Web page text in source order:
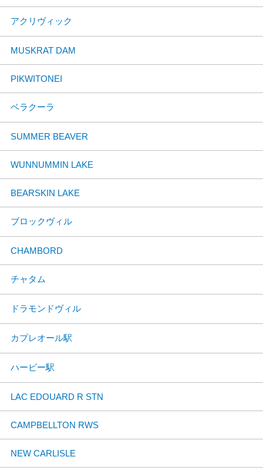
アクリヴィック
MUSKRAT DAM
PIKWITONEI
ベラクーラ
SUMMER BEAVER
WUNNUMMIN LAKE
BEARSKIN LAKE
ブロックヴィル
CHAMBORD
チャタム
ドラモンドヴィル
カプレオール駅
ハービー駅
LAC EDOUARD R STN
CAMPBELLTON RWS
NEW CARLISLE